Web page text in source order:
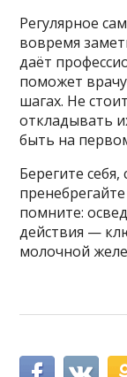
Регулярное
вовремя
даёт
поможет
шагах. Не
откладывать
быть на
Берегите
помните:
действия —
молочной